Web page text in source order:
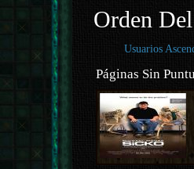
Orden
Usuarios
Páginas Sin